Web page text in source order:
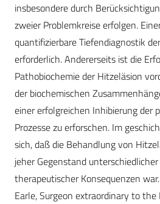
insbesondere durch
zweier Problemkreise erfolgen.
quantifizierbare Tiefendiagnostik
erforderlich. Andererseits ist die
Pathobiochemie der Hitzeläsion
der biochemischen
einer erfolgreichen Inhibierung der
Prozesse zu erforschen. Im
sich, daß die Behandlung von
jeher Gegenstand
therapeutischer Konsequenzen
Earle, Surgeon extraordinary to